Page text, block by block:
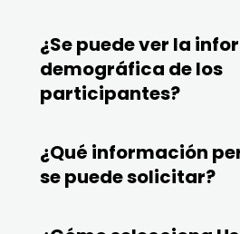
¿Se puede ver la
demográfica de los
participantes?
¿Qué información
se puede solicitar?